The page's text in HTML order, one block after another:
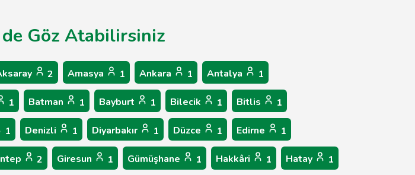
Göz Atabilirsiniz
2 Amasya 1 Ankara 1 Antalya 1
1 Batman 1 Bayburt 1 Bilecik 1 Bitlis 1
1 Denizli 1 Diyarbakır 1 Düzce 1 Edirne 1
2 Giresun 1 Gümüşhane 1 Hakkâri 1 Hatay 1